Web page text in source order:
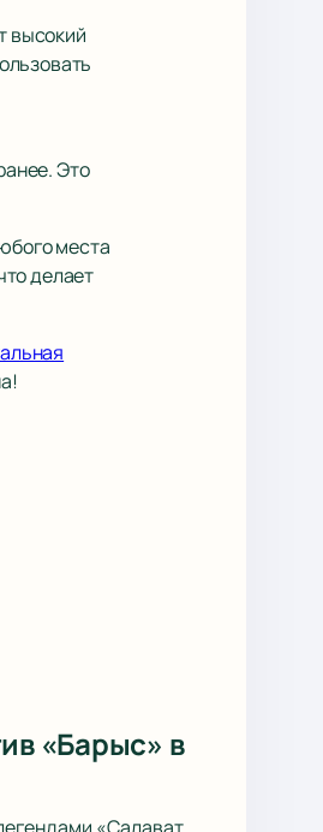
высокий
Это
места
делает
«Барыс» в